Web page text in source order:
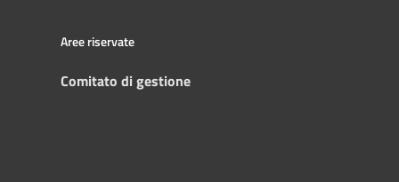
Aree riservate
Comitato di gestione